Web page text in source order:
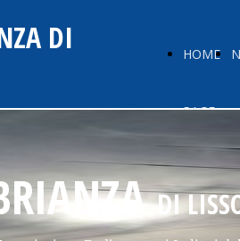
DI HOME
PAGE
DI